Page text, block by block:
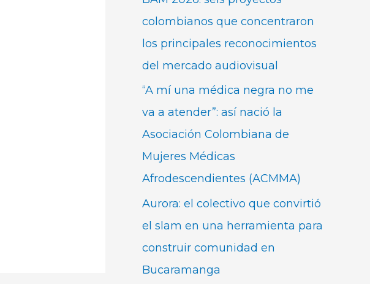
colombianos que concentraron
los principales reconocimientos
del mercado audiovisual
“A mí una médica negra no me
va a atender”: así nació la
Asociación Colombiana de
Mujeres Médicas
Afrodescendientes (ACMMA)
Aurora: el colectivo que convirtió
el slam en una herramienta para
construir comunidad en
Bucaramanga